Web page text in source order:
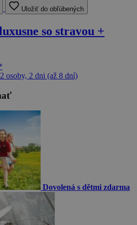
Uložiť do obľúbených
so stravou +
2 osoby, 2 dni (až 8 dní)
Dovolená s dětmi zdarma